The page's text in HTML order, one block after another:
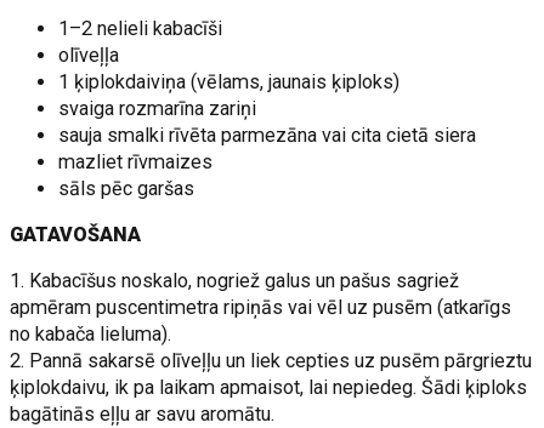
1–2 nelieli kabacīši
olīveļļa
1 ķiplokdaiviņa (vēlams, jaunais ķiploks)
svaiga rozmarīna zariņi
sauja smalki rīvēta parmezāna vai cita cietā siera
mazliet rīvmaizes
sāls pēc garšas
GATAVOŠANA
1. Kabacīšus noskalo, nogriež galus un pašus sagriež
apmēram puscentimetra ripiņās vai vēl uz pusēm (atkarīgs
no kabača lieluma).
2. Pannā sakarsē olīveļļu un liek cepties uz pusēm pārgrieztu
ķiplokdaivu, ik pa laikam apmaisot, lai nepiedeg. Šādi ķiploks
bagātinās eļļu ar savu aromātu.